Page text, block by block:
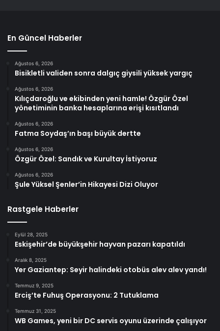
En Güncel Haberler
Ağustos 6, 2026
Bisikletli validen sonra dalgıç giysili yüksek yargıç
Ağustos 6, 2026
Kılıçdaroğlu ve ekibinden yeni hamle! Özgür Özel
yönetiminin banka hesaplarına erişi kısıtlandı
Ağustos 6, 2026
Fatma Soydaş’ın başı büyük dertte
Ağustos 6, 2026
Özgür Özel: Sandık ve Kurultay İstiyoruz
Ağustos 6, 2026
Şule Yüksel Şenler’in Hikayesi Dizi Oluyor
Rastgele Haberler
Eylül 28, 2025
Eskişehir’de büyükşehir hayvan pazarı kapatıldı
Aralık 8, 2025
Yer Gaziantep: Seyir halindeki otobüs alev alev yandı!
Temmuz 9, 2025
Erciş’te Fuhuş Operasyonu: 2 Tutuklama
Temmuz 31, 2025
WB Games, yeni bir DC servis oyunu üzerinde çalışıyor